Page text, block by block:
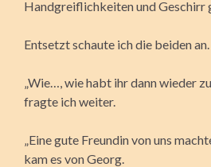
Handgreiflichkeiten und Geschirr
Entsetzt schaute ich die beiden an.
„Wie…, wie habt ihr dann wieder
fragte ich weiter.
„Eine gute Freundin von uns
kam es von Georg.